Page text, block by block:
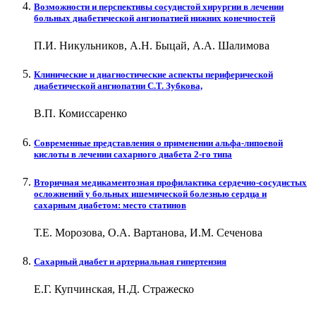
Возможности и перспективы сосудистой хирургии в лечении
больных диабетической ангиопатией нижних конечностей
П.И. Никульников, А.Н. Быцай, А.А. Шалимова
Клинические и диагностические аспекты периферической
диабетической ангиопатии С.Т. Зубкова,
В.П. Комиссаренко
Современные представления о применении альфа-липоевой
кислоты в лечении сахарного диабета 2-го типа
Вторичная медикаментозная профилактика сердечно-сосудистых
осложнений у больных ишемической болезнью сердца и
сахарным диабетом: место статинов
Т.Е. Морозова, О.А. Вартанова, И.М. Сеченова
Сахарный диабет и артериальная гипертензия
Е.Г. Купчинская, Н.Д. Стражеско